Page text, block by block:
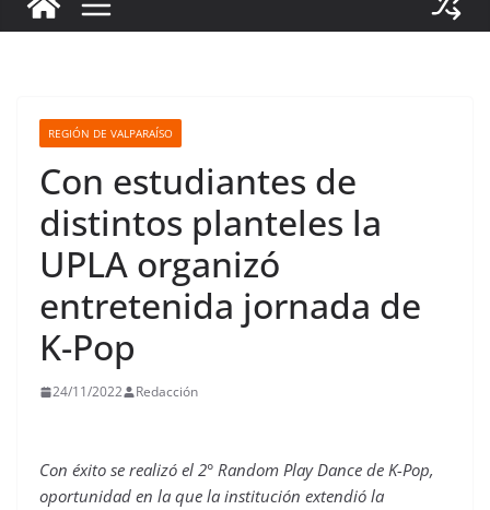
REGIÓN DE VALPARAÍSO
Con estudiantes de
distintos planteles la
UPLA organizó
entretenida jornada de
K-Pop
24/11/2022 Redacción
Con éxito se realizó el 2° Random Play Dance de K-Pop,
oportunidad en la que la institución extendió la